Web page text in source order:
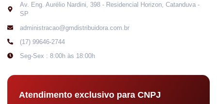
Av. Eng. Aurélio Nardini, 398 - Residencial Horizon, Catanduva -
SP
administracao@gmdistribuidora.com.br
(17) 99646-2744
Seg-Sex : 8:00h às 18:00h
Atendimento exclusivo para CNPJ